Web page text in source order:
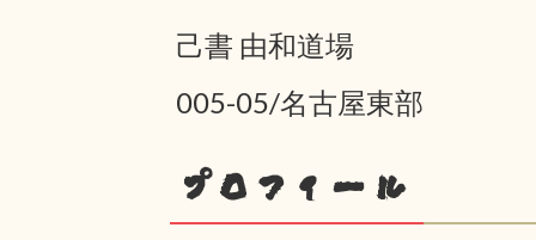
己書 由和道場
005-05/名古屋東部
プロフィール